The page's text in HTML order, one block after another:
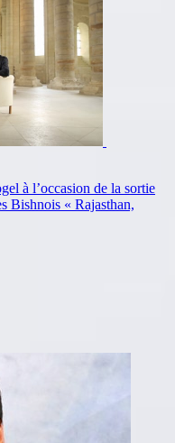
à l’occasion de la sortie
Bishnois « Rajasthan,